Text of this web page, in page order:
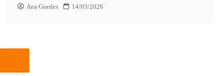
Ana Guedes 14/03/2026